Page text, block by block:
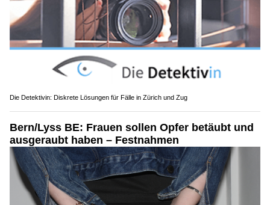
Die Detektivin: Diskrete Lösungen für Fälle in Zürich und Zug
Bern/Lyss BE: Frauen sollen Opfer betäubt und
ausgeraubt haben – Festnahmen